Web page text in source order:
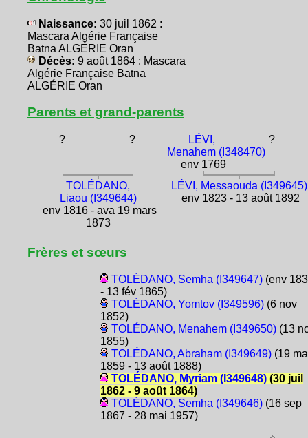
Naissance: 30 juil 1862 :
Mascara Algérie Française
Batna ALGÉRIE Oran
Décès: 9 août 1864 : Mascara
Algérie Française Batna
ALGÉRIE Oran
Parents et grand-parents
? ?
LÉVI,
Menahem (I348470)
env 1769
?
TOLÉDANO,
Liaou (I349644)
env 1816 - ava 19 mars
1873
LÉVI, Messaouda (I349645)
env 1823 - 13 août 1892
Frères et sœurs
TOLÉDANO, Semha (I349647)(env
- 13 fév 1865)
TOLÉDANO, Yomtov (I349596)(6 nov
1852)
TOLÉDANO, Menahem (I349650)(13
1855)
TOLÉDANO, Abraham (I349649)(19
1859 - 13 août 1888)
TOLÉDANO, Myriam (I349648)(30 juil
1862 - 9 août 1864)
TOLÉDANO, Semha (I349646)(16 sep
1867 - 28 mai 1957)